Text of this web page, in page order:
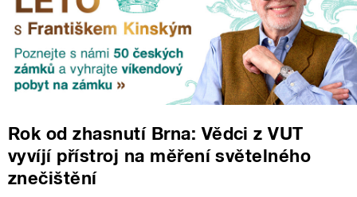
Rok od zhasnutí Brna: Vědci z VUT
vyvíjí přístroj na měření světelného
znečištění